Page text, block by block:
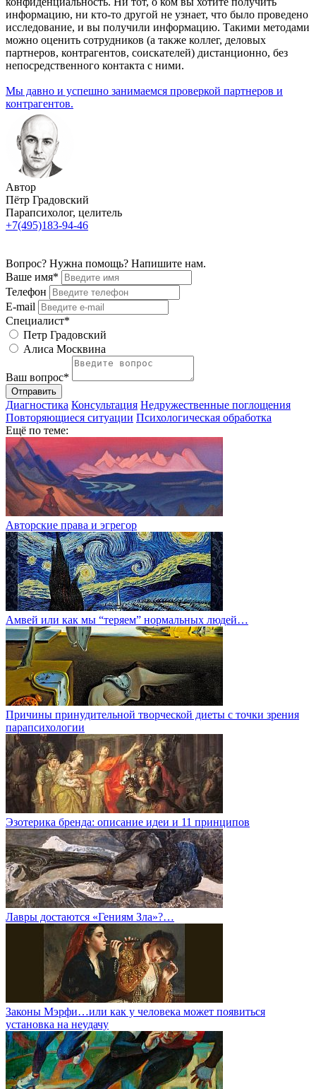
информацию, ни кто-то другой не узнает, что было проведено
исследование, и вы получили информацию. Такими методами
можно оценить сотрудников (а также коллег, деловых
партнеров, контрагентов, соискателей) дистанционно, без
непосредственного контакта с ними.
Мы давно и успешно занимаемся проверкой партнеров и
контрагентов.
Автор
Пётр Градовский
Парапсихолог, целитель
+7(495)183-94-46
Вопрос? Нужна помощь? Напишите нам.
Ваше имя*
Телефон
E-mail
Специалист*
Петр Градовский
Алиса Москвина
Ваш вопрос*
Отправить
Диагностика Консультация Недружественные поглощения
Повторяющиеся ситуации Психологическая обработка
Ещё по теме:
Авторские права и эгрегор
Амвей или как мы “теряем” нормальных людей…
Причины принудительной творческой диеты с точки зрения
парапсихологии
Эзотерика бренда: описание идеи и 11 принципов
Лавры достаются «Гениям Зла»?…
Законы Мэрфи…или как у человека может появиться
установка на неудачу